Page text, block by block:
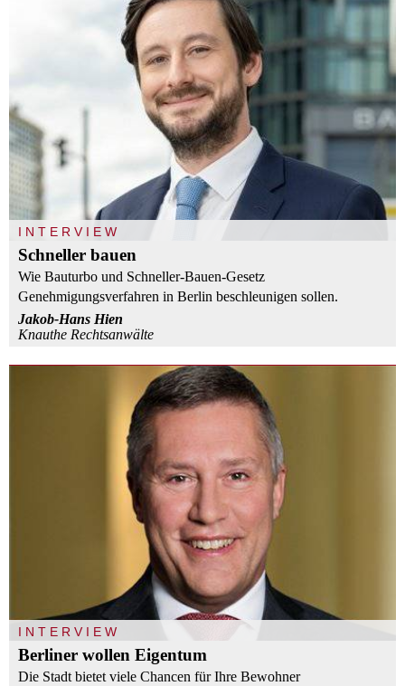
INTERVIEW
Schneller bauen
Wie Bauturbo und Schneller-Bauen-Gesetz
Genehmigungsverfahren in Berlin beschleunigen sollen.
Jakob-Hans Hien
Knauthe Rechtsanwälte
INTERVIEW
Berliner wollen Eigentum
Die Stadt bietet viele Chancen für Ihre Bewohner